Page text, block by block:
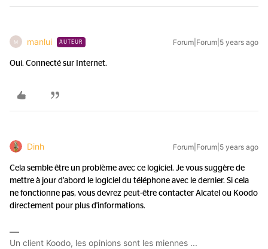
M manlui AUTEUR Forum|Forum|5 years ago
Oui. Connecté sur Internet.
Dinh Forum|Forum|5 years ago
Cela semble être un problème avec ce logiciel. Je vous suggère de
mettre à jour d'abord le logiciel du téléphone avec le dernier. Si cela
ne fonctionne pas, vous devrez peut-être contacter Alcatel ou Koodo
directement pour plus d'informations.
Un client Koodo, les opinions sont les miennes ...